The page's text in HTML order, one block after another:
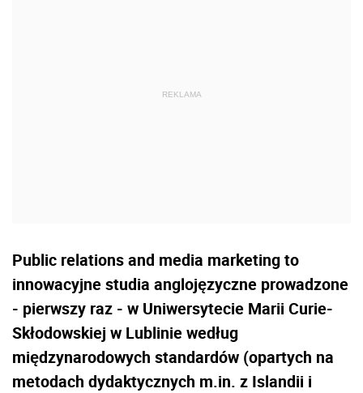
Public relations and media marketing to
innowacyjne studia anglojęzyczne prowadzone
- pierwszy raz - w Uniwersytecie Marii Curie-
Skłodowskiej w Lublinie według
międzynarodowych standardów (opartych na
metodach dydaktycznych m.in. z Islandii i